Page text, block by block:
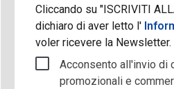
Cliccando su "ISCRIVITI
dichiaro di aver letto l'
voler ricevere la Newsletter.
Acconsento all'invio di
promozionali e